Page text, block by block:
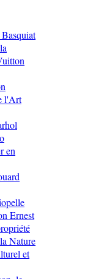
l'Art
en
Ernest
Nature
et